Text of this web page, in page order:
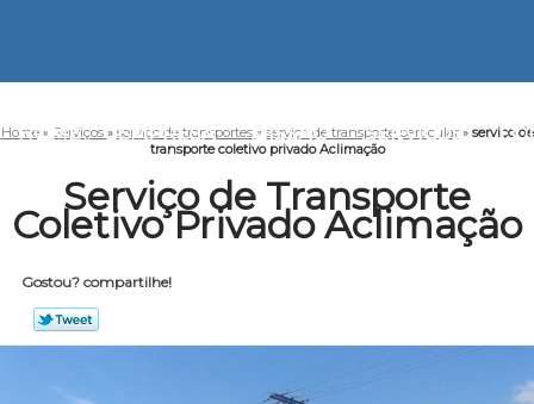
HOME EMPRESA MISSÃO SERVIÇOS
Home » Serviços » serviço de transportes » serviço de transporte particular » serviço de
transporte coletivo privado Aclimação
Serviço de Transporte
Coletivo Privado Aclimação
Gostou? compartilhe!